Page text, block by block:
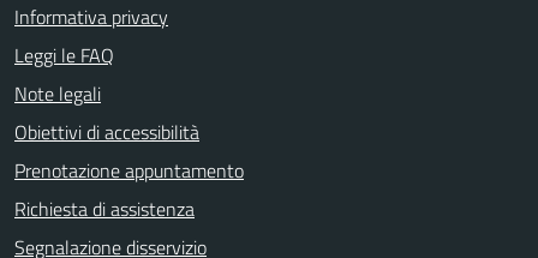
Informativa privacy
Leggi le FAQ
Note legali
Obiettivi di accessibilità
Prenotazione appuntamento
Richiesta di assistenza
Segnalazione disservizio